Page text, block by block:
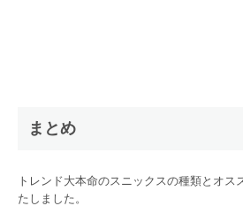
まとめ
トレンド大本命のスニックスの種類とオス
たしました。